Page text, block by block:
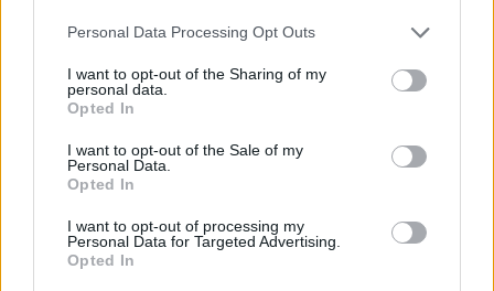
Personal Data Processing Opt Outs
I want to opt-out of the Sharing of my
personal data.
Opted In
I want to opt-out of the Sale of my
Personal Data.
Opted In
I want to opt-out of processing my
Personal Data for Targeted Advertising.
Opted In
Infortunato 0 - 0%
Inutilizzato
Scarica riepilogo
stagionale